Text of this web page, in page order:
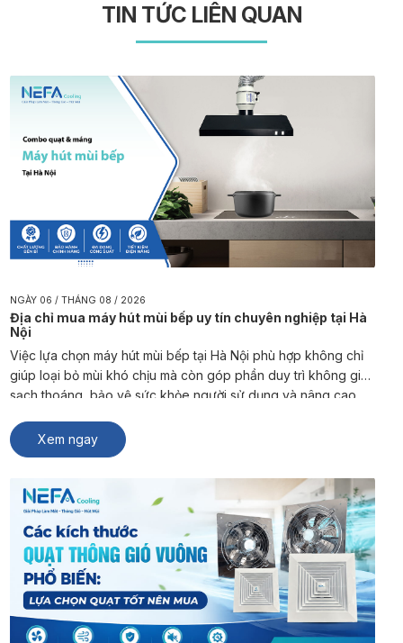
TIN TỨC LIÊN QUAN
NGÀY 06 / THÁNG 08 / 2026
Địa chỉ mua máy hút mùi bếp uy tín chuyên nghiệp tại Hà
Nội
Việc lựa chọn máy hút mùi bếp tại Hà Nội phù hợp không chỉ
giúp loại bỏ mùi khó chịu mà còn góp phần duy trì không gian
sạch thoáng, bảo vệ sức khỏe người sử dụng và nâng cao
chuyên sản xuất và […]
Xem ngay